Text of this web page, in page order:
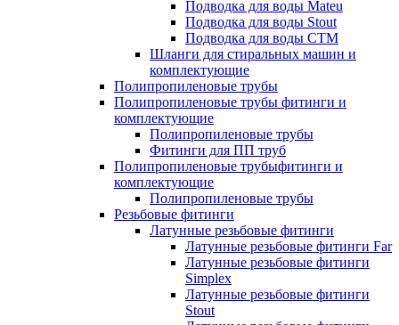
Подводка для воды Mateu
Подводка для воды Stout
Подводка для воды СТМ
Шланги для стиральных машин и
комплектующие
Полипропиленовые трубы
Полипропиленовые трубы фитинги и
комплектующие
Полипропиленовые трубы
Фитинги для ПП труб
Полипропиленовые трубыфитинги и
комплектующие
Полипропиленовые трубы
Резьбовые фитинги
Латунные резьбовые фитинги
Латунные резьбовые фитинги Far
Латунные резьбовые фитинги
Simplex
Латунные резьбовые фитинги
Stout